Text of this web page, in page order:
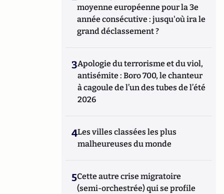
moyenne européenne pour la 3e
année consécutive : jusqu'où ira le
grand déclassement ?
3Apologie du terrorisme et du viol,
antisémite : Boro 700, le chanteur
à cagoule de l’un des tubes de l’été
2026
4Les villes classées les plus
malheureuses du monde
5Cette autre crise migratoire
(semi-orchestrée) qui se profile